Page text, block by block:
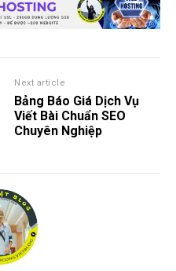
Next article
Bảng Báo Giá Dịch Vụ
Viết Bài Chuẩn SEO
Chuyên Nghiệp